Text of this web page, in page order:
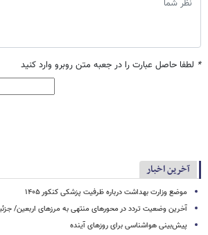
* لطفا حاصل عبارت را در جعبه متن روبرو وارد کنید
آخرین اخبار
موضع وزارت بهداشت درباره ظرفیت پزشکی کنکور ۱۴۰۵
آخرین وضعیت تردد در محورهای منتهی به مرزهای اربعین/
پیش‌بینی هواشناسی برای روزهای آینده